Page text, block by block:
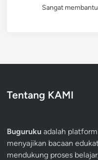
Sangat
Tentang KAMI
Buguruku adalah
menyajikan bacaan
mendukung proses